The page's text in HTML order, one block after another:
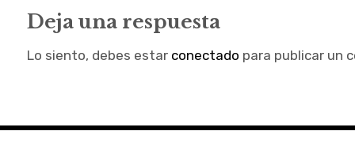
Deja una respuesta
Lo siento, debes estar conectado para publicar un